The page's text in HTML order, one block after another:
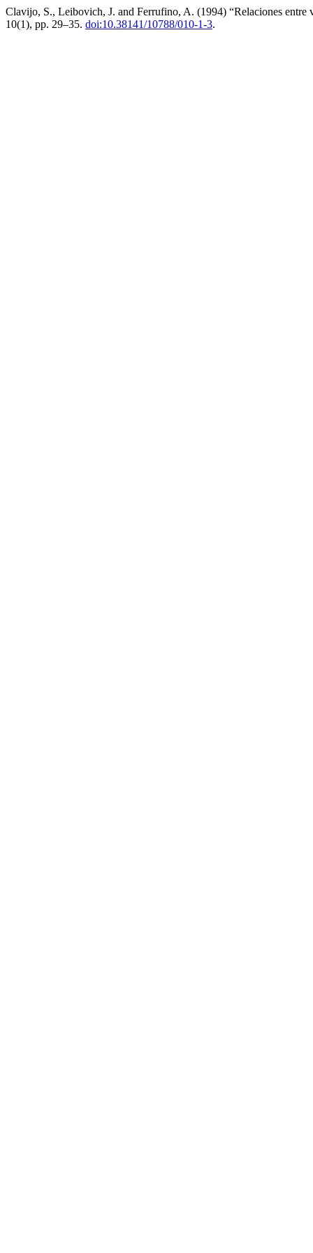
Clavijo, S., Leibovich, J. and Ferrufino, A. (1994) “Relaciones entre
10(1), pp. 29–35. doi:10.38141/10788/010-1-3.